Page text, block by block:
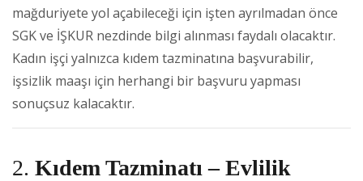
mağduriyete yol açabileceği için işten ayrılmadan önce
SGK ve İŞKUR nezdinde bilgi alınması faydalı olacaktır.
Kadın işçi yalnızca kıdem tazminatına başvurabilir,
işsizlik maaşı için herhangi bir başvuru yapması
sonuçsuz kalacaktır.
2. Kıdem Tazminatı – Evlilik